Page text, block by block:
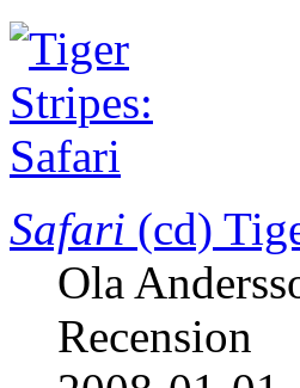
Safari (cd)
Ola
Recension